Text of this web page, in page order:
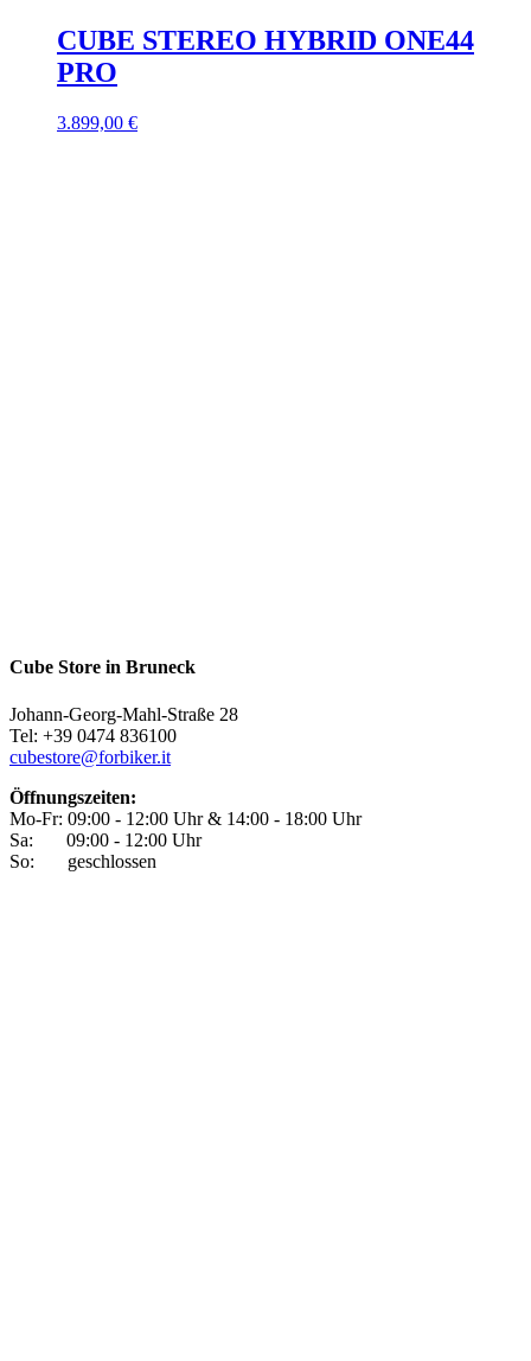
CUBE STEREO HYBRID ONE44
PRO
3.899,00 €
Cube Store in Bruneck
Johann-Georg-Mahl-Straße 28
Tel: +39 0474 836100
cubestore@forbiker.it
Öffnungszeiten:
Mo-Fr: 09:00 - 12:00 Uhr & 14:00 - 18:00 Uhr
Sa: 09:00 - 12:00 Uhr
So: geschlossen